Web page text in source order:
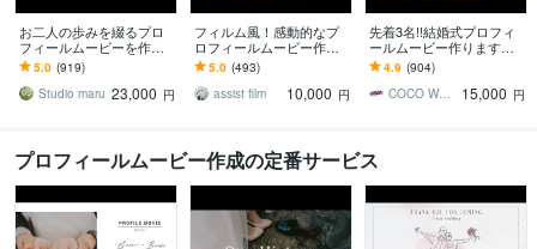
お二人の歩みを綴るプロ
フィールムービーを作り
ます 二人の歩んできた人
生が、ゲストの心にやさ
しく届くムービー
5.0 (919)
Studio maru 23,000 円
フィルム風！感動的なプ
ロフィールムービー作り
ます 【プロが作る！】お
しゃれ＆ゲストに喜ばれ
る結婚式ムービー
5.0 (493)
assist film
10,000 円
先着3名!!結婚式プロフィ
ールムービー作ります
【全て無料】音源変更・
写真変更無制限・DVD焼
き・DVD送付
4.9 (904)
COCO WEDDING MOVES
15,000 円
プロフィールムービー作成の定番サービス